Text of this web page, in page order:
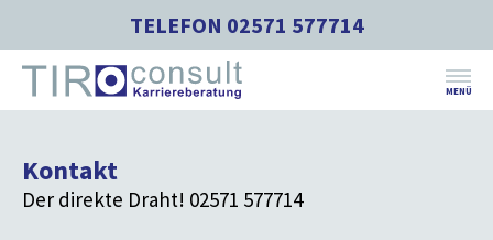
TELEFON 02571 577714
MENÜ
Über uns
Beratungsleistungen
Kontakt
Der direkte Draht! 02571 577714